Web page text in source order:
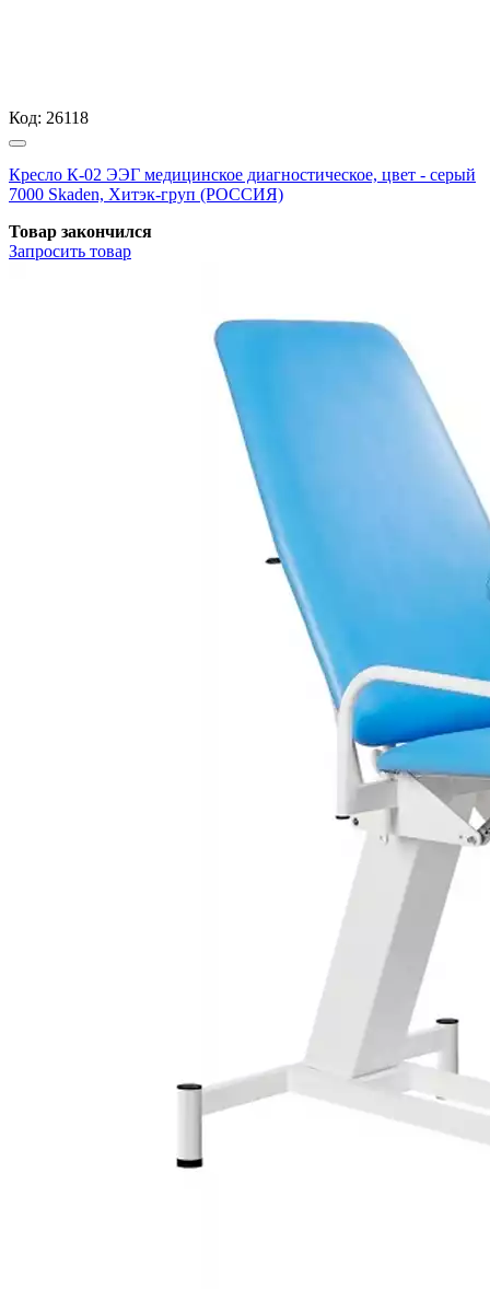
Код: 26118
Кресло К-02 ЭЭГ медицинское диагностическое, цвет - серый
7000 Skaden, Хитэк-груп (РОССИЯ)
Товар закончился
Запросить товар